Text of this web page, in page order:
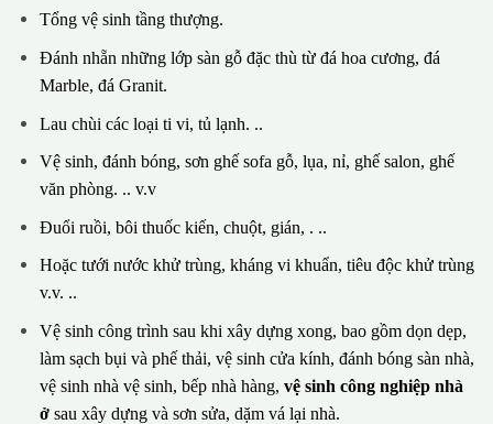
Tổng vệ sinh tầng thượng.
Đánh nhẵn những lớp sàn gỗ đặc thù từ đá hoa cương, đá
Marble, đá Granit.
Lau chùi các loại ti vi, tủ lạnh. ..
Vệ sinh, đánh bóng, sơn ghế sofa gỗ, lụa, nỉ, ghế salon, ghế
văn phòng. .. v.v
Đuổi ruồi, bôi thuốc kiến, chuột, gián, . ..
Hoặc tưới nước khử trùng, kháng vi khuẩn, tiêu độc khử trùng
v.v. ..
Vệ sinh công trình sau khi xây dựng xong, bao gồm dọn dẹp,
làm sạch bụi và phế thải, vệ sinh cửa kính, đánh bóng sàn nhà,
vệ sinh nhà vệ sinh, bếp nhà hàng, vệ sinh công nghiệp nhà
ởsau xây dựng và sơn sửa, dặm vá lại nhà.